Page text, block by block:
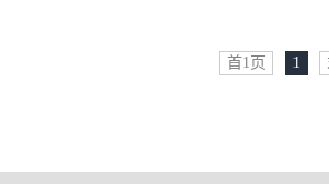
首1页 1